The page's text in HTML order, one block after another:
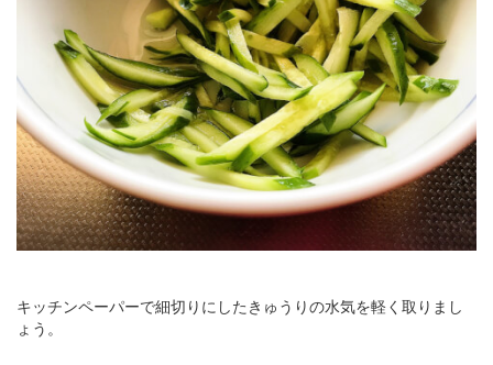
キッチンペーパーで細切りにしたきゅうりの水気を軽く取りまし
ょう。